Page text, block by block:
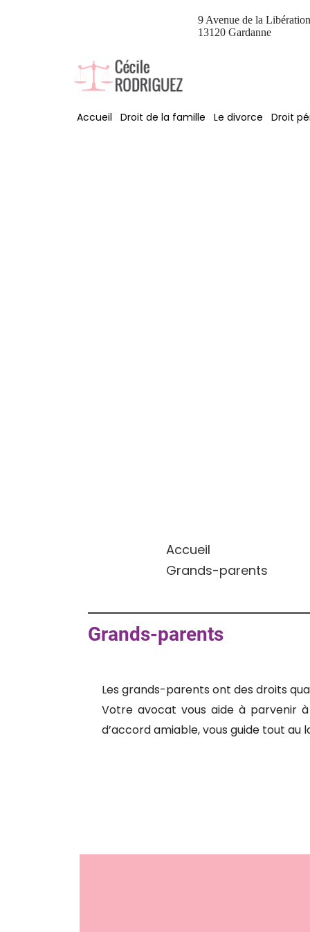
9 Avenue de la Libération
13120 Gardanne
Accueil Droit de la famille Le divorce Droit
Accueil
Grands-parents
Grands-parents
Les grands-parents ont des droits
Votre avocat vous aide à parvenir
d’accord amiable, vous guide tout